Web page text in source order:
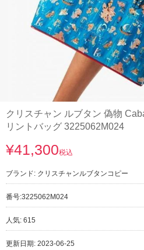
クリスチャン ルブタン 偽物
リントバッグ 3225062M024
¥41,300税込
ブランド: クリスチャンルブタンコピー
番号:3225062M024
人気: 615
更新日期: 2023-06-25